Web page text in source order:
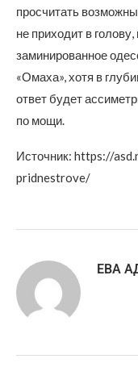
просчитать
не приходит в
заминированное
«Омаха», хотя в
ответ будет
по мощи.
Источник: https://
pridnestrove/
ЕВА